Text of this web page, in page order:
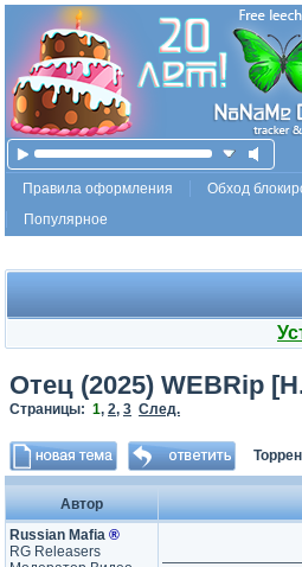
Правила оформления
Обход
Популярное
Отец (2025) WEBRip
Страницы: 1, 2, 3 След.
Автор
Russian Mafia ®
RG Releasers